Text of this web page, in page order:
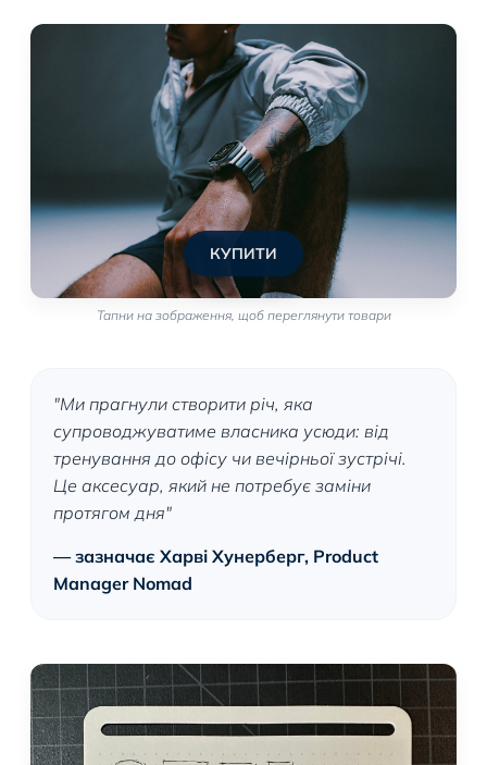
КУПИТИ
Тапни на зображення, щоб переглянути товари
"Ми прагнули створити річ, яка
супроводжуватиме власника усюди: від
тренування до офісу чи вечірньої зустрічі.
Це аксесуар, який не потребує заміни
протягом дня"
— зазначає Харві Хунерберг, Product
Manager Nomad